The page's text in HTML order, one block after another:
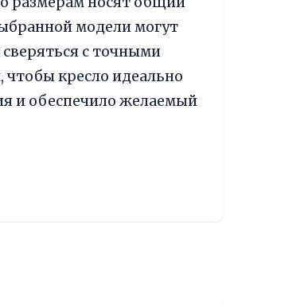
модели могут
с точными
кресло идеально
и обеспечило желаемый